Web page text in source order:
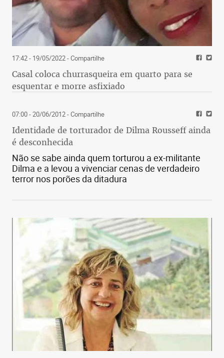
17:42 - 19/05/2022- Compartilhe
Casal coloca churrasqueira em quarto para se
esquentar e morre asfixiado
07:00 - 20/06/2012- Compartilhe
Identidade de torturador de Dilma Rousseff ainda
é desconhecida
Não se sabe ainda quem torturou a ex-militante
Dilma e a levou a vivenciar cenas de verdadeiro
terror nos porões da ditadura